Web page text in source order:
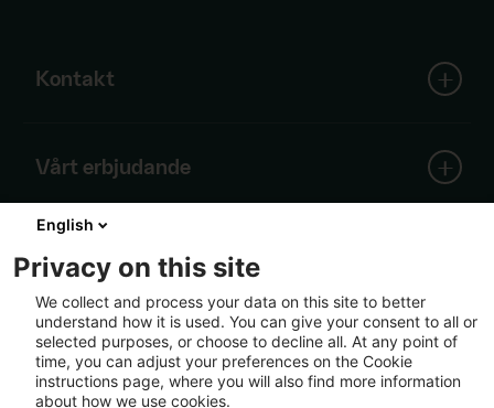
Kontakt
Skepparplatsen 1
info@sca.com
Alla kontaktuppgifter
Vårt erbjudande
Skog
Träprodukter
Containerboard
Förnybar energi
Massa
Logistik
Om SCA
Kärnan i SCAs verksamhet är skogen, Europas
största privata skogsinnehav. Kring denna unika
resurs har vi byggt en välutvecklad värdekedja
baserad på förnybar råvara från våra egna och
Följ oss
English
Privacy on this site
We collect and process your data on this site to better
understand how it is used. You can give your consent to all or
selected purposes, or choose to decline all. At any point of
time, you can adjust your preferences on the Cookie
instructions page, where you will also find more information
about how we use cookies.